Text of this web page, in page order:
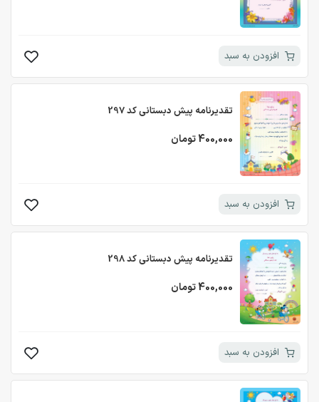
افزودن به سبد
تقدیرنامه پیش دبستانی کد 297
400,000 تومان
افزودن به سبد
تقدیرنامه پیش دبستانی کد 298
400,000 تومان
افزودن به سبد